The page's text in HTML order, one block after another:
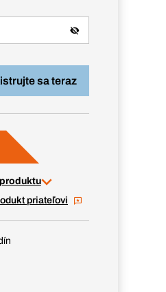
sa teraz
priateľovi